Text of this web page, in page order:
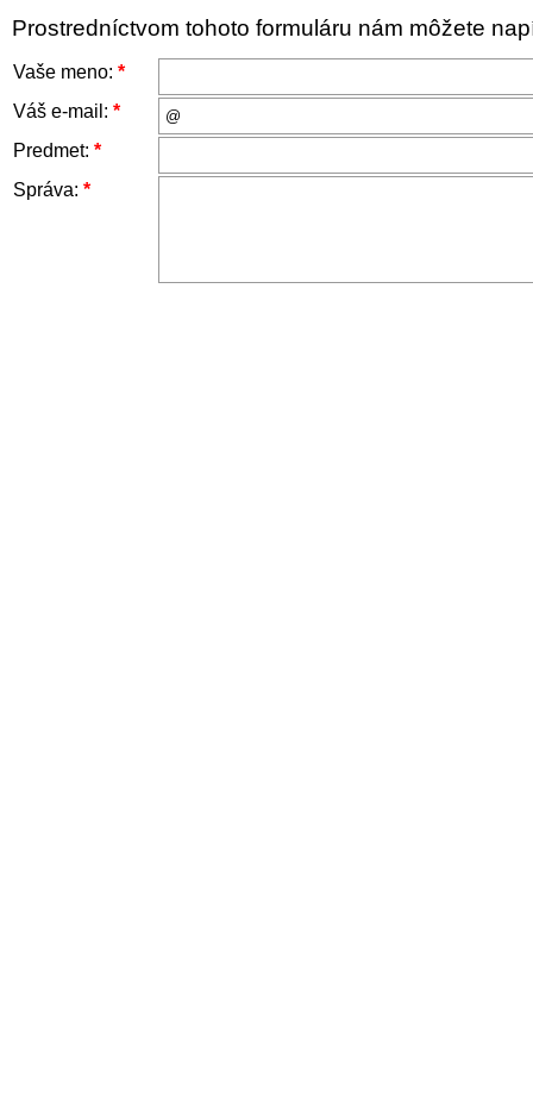
Prostredníctvom tohoto formuláru nám môžete
Vaše meno: *
Váš e-mail: *
Predmet: *
Správa: *